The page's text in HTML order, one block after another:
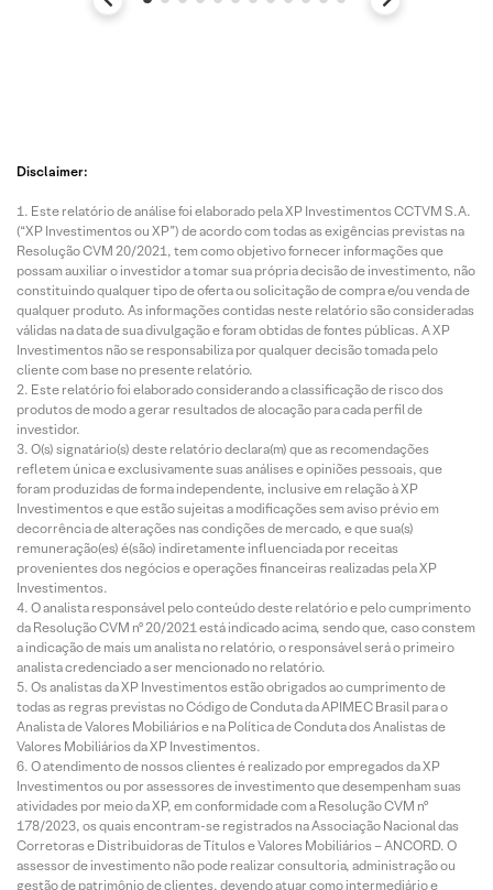
Disclaimer:
Este relatório de análise foi elaborado pela XP Investimentos CCTVM S.A.
(“XP Investimentos ou XP”) de acordo com todas as exigências previstas na
Resolução CVM 20/2021, tem como objetivo fornecer informações que
possam auxiliar o investidor a tomar sua própria decisão de investimento, não
constituindo qualquer tipo de oferta ou solicitação de compra e/ou venda de
qualquer produto. As informações contidas neste relatório são consideradas
válidas na data de sua divulgação e foram obtidas de fontes públicas. A XP
Investimentos não se responsabiliza por qualquer decisão tomada pelo
cliente com base no presente relatório.
Este relatório foi elaborado considerando a classificação de risco dos
produtos de modo a gerar resultados de alocação para cada perfil de
investidor.
O(s) signatário(s) deste relatório declara(m) que as recomendações
refletem única e exclusivamente suas análises e opiniões pessoais, que
foram produzidas de forma independente, inclusive em relação à XP
Investimentos e que estão sujeitas a modificações sem aviso prévio em
decorrência de alterações nas condições de mercado, e que sua(s)
remuneração(es) é(são) indiretamente influenciada por receitas
provenientes dos negócios e operações financeiras realizadas pela XP
Investimentos.
O analista responsável pelo conteúdo deste relatório e pelo cumprimento
da Resolução CVM nº 20/2021 está indicado acima, sendo que, caso constem
a indicação de mais um analista no relatório, o responsável será o primeiro
analista credenciado a ser mencionado no relatório.
Os analistas da XP Investimentos estão obrigados ao cumprimento de
todas as regras previstas no Código de Conduta da APIMEC Brasil para o
Analista de Valores Mobiliários e na Política de Conduta dos Analistas de
Valores Mobiliários da XP Investimentos.
O atendimento de nossos clientes é realizado por empregados da XP
Investimentos ou por assessores de investimento que desempenham suas
atividades por meio da XP, em conformidade com a Resolução CVM nº
178/2023, os quais encontram-se registrados na Associação Nacional das
Corretoras e Distribuidoras de Títulos e Valores Mobiliários – ANCORD. O
assessor de investimento não pode realizar consultoria, administração ou
gestão de patrimônio de clientes, devendo atuar como intermediário e